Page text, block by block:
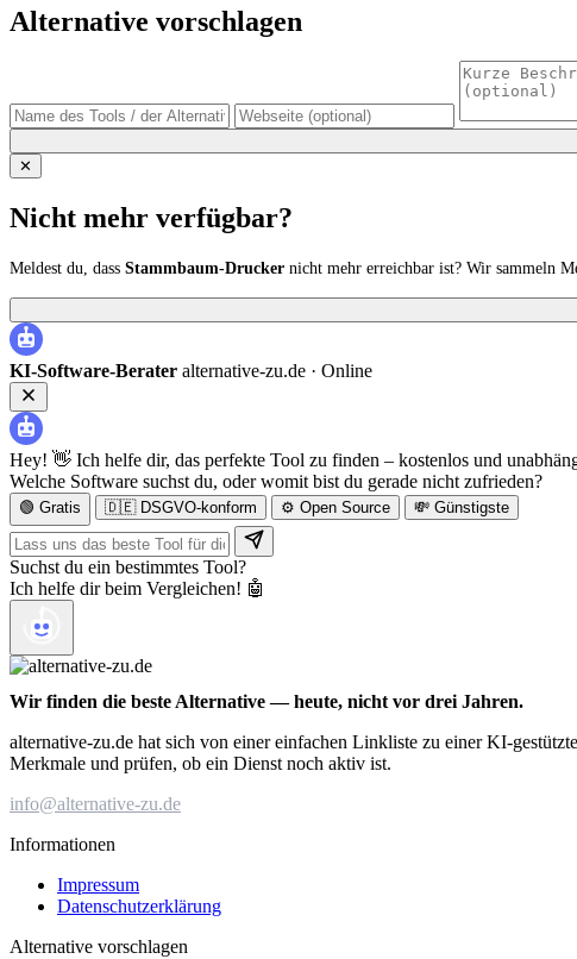
Alternative vorschlagen
✕
Nicht mehr verfügbar?
Meldest du, dass Stammbaum-Drucker nicht mehr erreichbar ist? Wir sammeln
KI-Software-Berater alternative-zu.de · Online
Hey! 👋 Ich helfe dir, das perfekte Tool zu finden – kostenlos und
Welche Software suchst du, oder womit bist du gerade nicht zufrieden?
🟢 Gratis 🇩🇪 DSGVO-konform ⚙️ Open Source 💸 Günstigste
Suchst du ein bestimmtes Tool?
Ich helfe dir beim Vergleichen! 🤖
Wir finden die beste Alternative — heute, nicht vor drei Jahren.
alternative-zu.de hat sich von einer einfachen Linkliste zu einer KI-
Merkmale und prüfen, ob ein Dienst noch aktiv ist.
info@alternative-zu.de
Informationen
Impressum
Datenschutzerklärung
Alternative vorschlagen